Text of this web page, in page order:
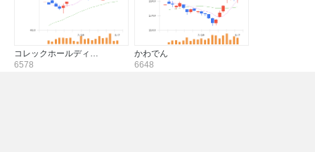
コレックホールディ…
6578
かわでん
6648